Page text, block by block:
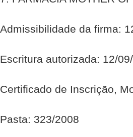
Admissibilidade da firma:
Escritura autorizada: 12/
Certificado de Inscrição,
Pasta: 323/2008